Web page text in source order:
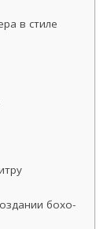
в стиле
бохо-